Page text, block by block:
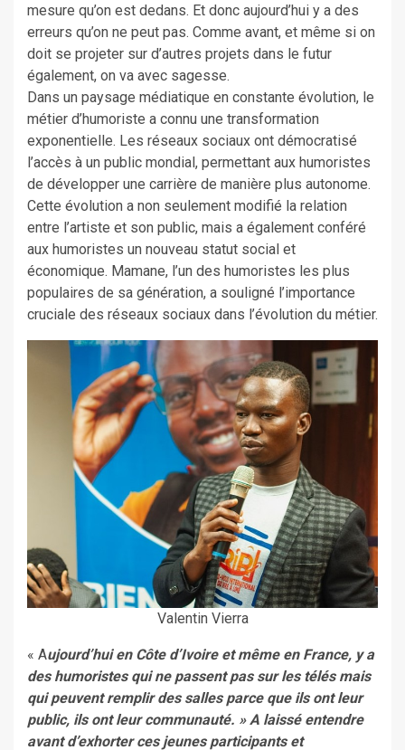
mesure qu’on est dedans. Et donc aujourd’hui y a des
erreurs qu’on ne peut pas. Comme avant, et même si on
doit se projeter sur d’autres projets dans le futur
également, on va avec sagesse.
Dans un paysage médiatique en constante évolution, le
métier d’humoriste a connu une transformation
exponentielle. Les réseaux sociaux ont démocratisé
l’accès à un public mondial, permettant aux humoristes
de développer une carrière de manière plus autonome.
Cette évolution a non seulement modifié la relation
entre l’artiste et son public, mais a également conféré
aux humoristes un nouveau statut social et
économique. Mamane, l’un des humoristes les plus
populaires de sa génération, a souligné l’importance
cruciale des réseaux sociaux dans l’évolution du métier.
Valentin Vierra
« Aujourd’hui en Côte d’Ivoire et même en France, y a
des humoristes qui ne passent pas sur les télés mais
qui peuvent remplir des salles parce que ils ont leur
public, ils ont leur communauté. » A laissé entendre
avant d’exhorter ces jeunes participants et